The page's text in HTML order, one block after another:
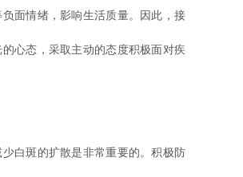
面情绪，影响生活质量。因此，接
心态，采取主动的态度积极面对疾
白斑的扩散是非常重要的。积极防